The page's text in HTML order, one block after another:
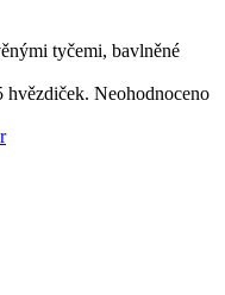
tyčemi, bavlněné
hvězdiček. Neohodnoceno